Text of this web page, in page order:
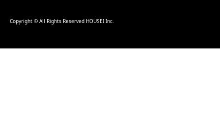
Copyright © All Rights Reserved HOUSEI Inc.